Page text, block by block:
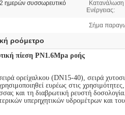
ημερών συσσωρευτικό
Κατανάλωση
Ενέργειας:
Σήμα
ροόμετρο
πίεση PN1.6Mpa ροής
ορείχαλκου (DN15-40), σειρά
ευρέως στις
και τη διαβρωτική ρευστή δοσολογία.
υπερηχητικών υδρομέτρων και